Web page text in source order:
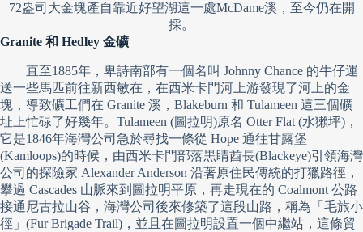
72盎司大金塊產自靠近好望湖這一處McDame溪，至今仍在開
採。
Granite 和 Hedley 金礦
直至1885年，卑詩南部有一個名叫 Johnny Chance 的牛仔運
送一些馬匹前往新西敏在，在西米卡門河上游發現了河上的金
塊，導致礦工們在 Granite 溪，Blakeburn 和 Tulameen 這三個礦
址上忙碌了好幾年。Tulameen (圖拉明)原名 Otter Flat (水獺坪)，
它是1846年海灣公司急於尋找一條從 Hope 通往甘露堡
(Kamloops)的時候，由西米卡門部落黒睛酋長(Blackeye)引領海灣
公司的探險家 Alexander Anderson 沿著原住民傳統的打獵路徑，
攀過 Cascades 山脈來到圖拉明平原，再走現在的 Coalmont 公路
接通尼古拉山谷，海灣公司後來修築了這段山路，稱為「毛旅小
徑」(Fur Brigade Trail)，並且在圖拉明設置一個中繼站，這條貿